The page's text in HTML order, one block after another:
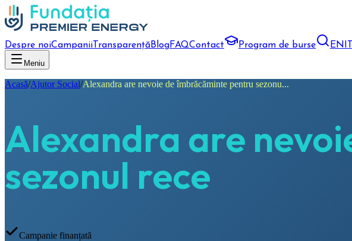
Despre noiCampanii TransparențăBlogFAQContact Program de burse EN
Meniu
Acasă/Ajutor Social/Alexandra are nevoie de îmbrăcăminte pentru sezonu...
Alexandra are
sezonul rece
Campanie finanțată